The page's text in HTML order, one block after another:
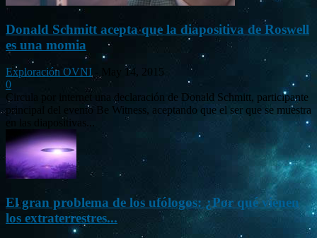
Donald Schmitt acepta que la diapositiva de Roswell
es una momia
Exploración OVNI
May 14, 2015
0
Circula por internet una declaración de Donald Schmitt, participante
principal del evento Be Witness, aceptando que el ser que se muestra
en las diapositivas...
El gran problema de los ufólogos: ¿Por qué vienen
los extraterrestres...